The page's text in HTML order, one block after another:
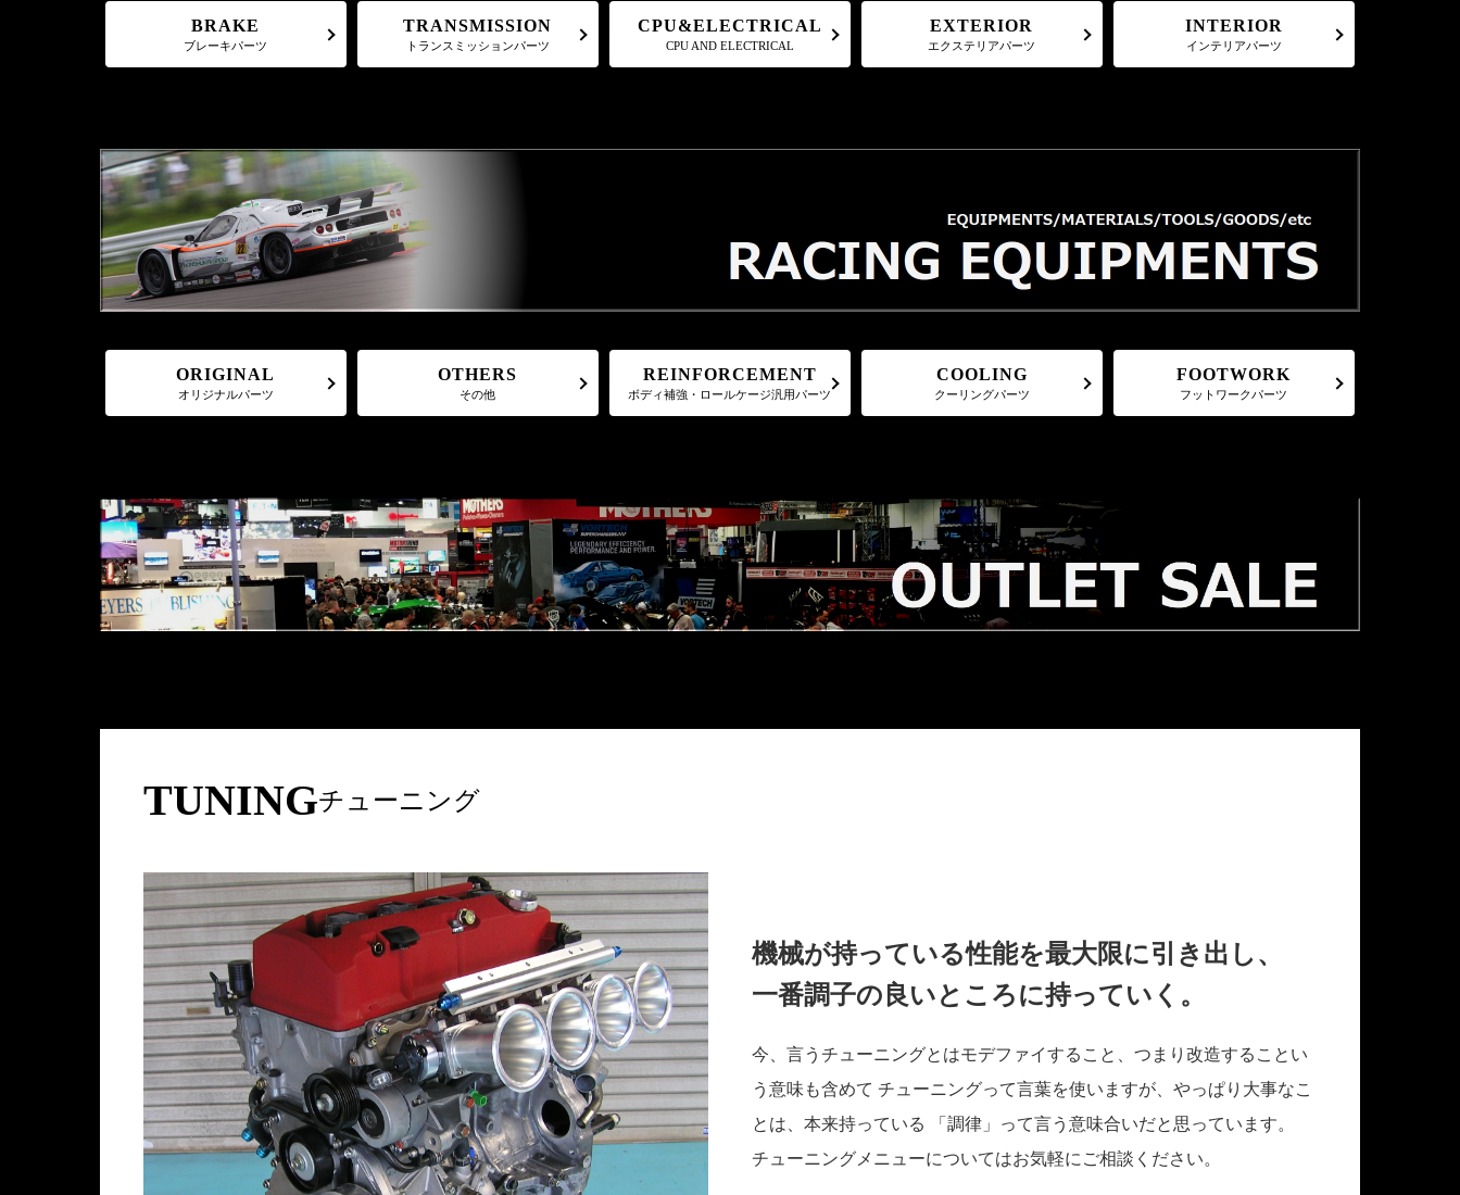
BRAKE
ブレーキパーツ
TRANSMISSION
トランスミッションパーツ
CPU&ELECTRICAL
CPU AND ELECTRICAL
EXTERIOR
エクステリアパーツ
INTERIOR
インテリアパーツ
ORIGINAL
オリジナルパーツ
OTHERS
その他
REINFORCEMENT
ボディ補強・ロールケージ汎用パーツ
COOLING
クーリングパーツ
FOOTWORK
フットワークパーツ
TUNINGチューニング
機械が持っている性能を最大限に引き出し、
​​​​​​​一番調子の良いところに持っていく。
今、言うチューニングとはモデファイすること、つまり改造することい
う意味も含めて チューニングって言葉を使いますが、やっぱり大事なこ
とは、本来持っている 「調律」って言う意味合いだと思っています。
​​​​​​​チューニングメニューについてはお気軽にご相談ください。